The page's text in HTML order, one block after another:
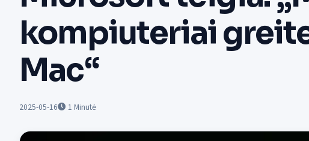
kompiuteriai
Mac“
2025-05-16 1 Minutė